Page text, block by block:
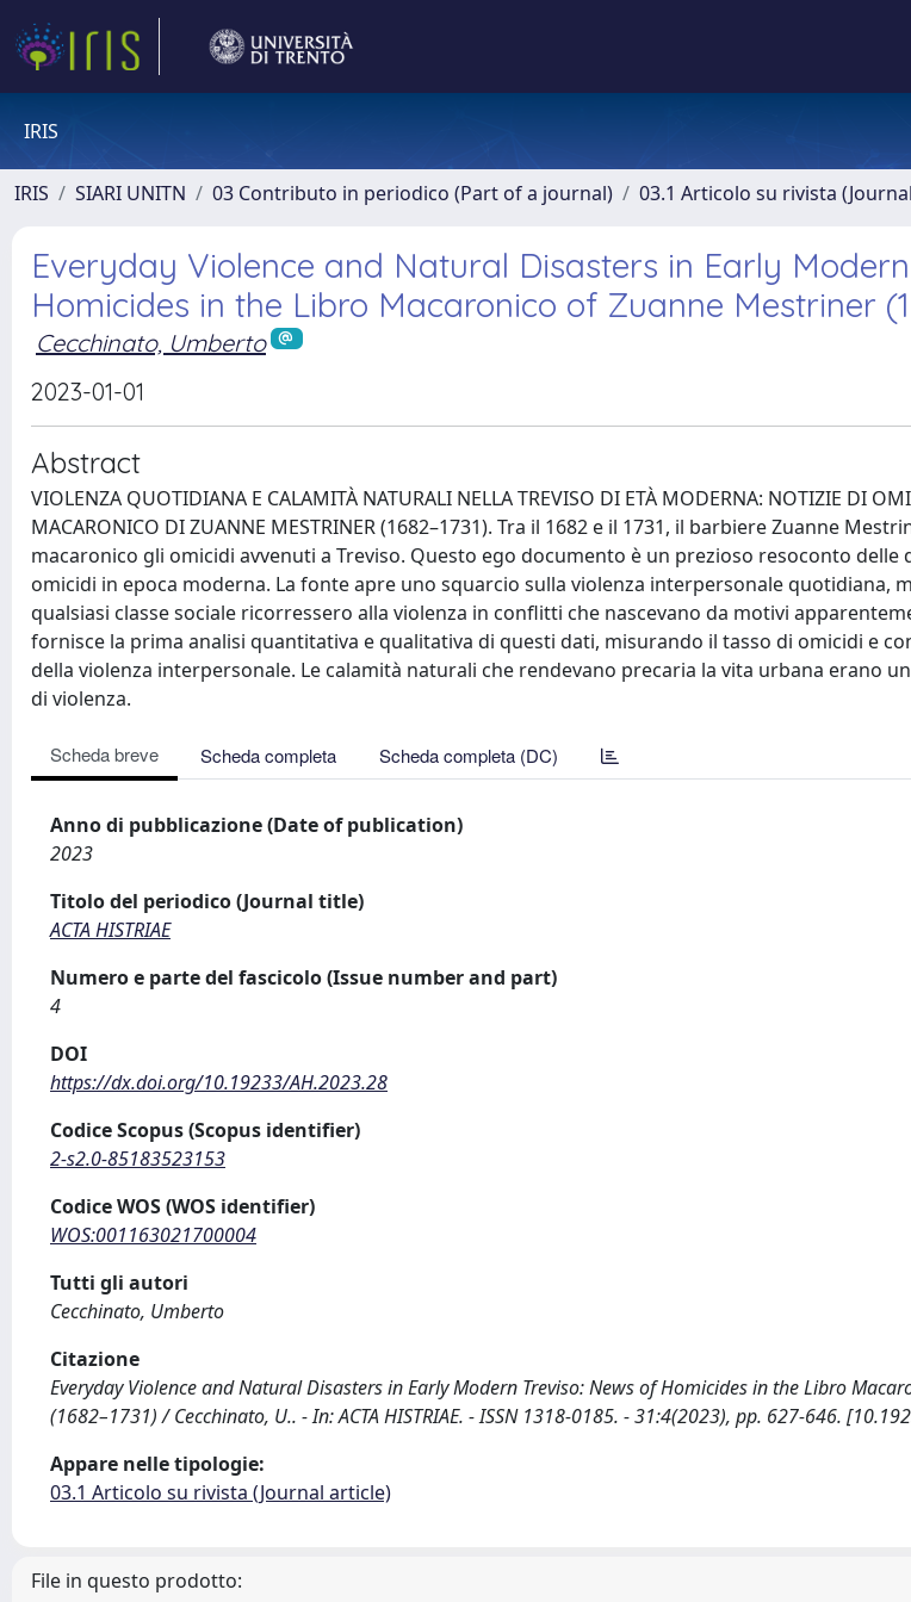
IRIS
IRIS SIARI UNITN 03 Contributo in periodico (Part of a journal) 03.1 Articolo su rivista
Everyday Violence and Natural Disasters in Early
Homicides in the Libro Macaronico of Zuanne Mestriner
Cecchinato, Umberto
2023-01-01
Abstract
VIOLENZA QUOTIDIANA E CALAMITÀ NATURALI NELLA TREVISO DI ETÀ MODERNA: NOTIZIE DI
MACARONICO DI ZUANNE MESTRINER (1682–1731). Tra il 1682 e il 1731, il barbiere Zuanne
macaronico gli omicidi avvenuti a Treviso. Questo ego documento è un prezioso resoconto delle
omicidi in epoca moderna. La fonte apre uno squarcio sulla violenza interpersonale quotidiana,
qualsiasi classe sociale ricorressero alla violenza in conflitti che nascevano da motivi
fornisce la prima analisi quantitativa e qualitativa di questi dati, misurando il tasso di omicidi e
della violenza interpersonale. Le calamità naturali che rendevano precaria la vita urbana erano
di violenza.
Scheda breve Scheda completa Scheda completa (DC)
Anno di pubblicazione (Date of publication)
2023
Titolo del periodico (Journal title)
ACTA HISTRIAE
Numero e parte del fascicolo (Issue number and part)
4
DOI
https://dx.doi.org/10.19233/AH.2023.28
Codice Scopus (Scopus identifier)
2-s2.0-85183523153
Codice WOS (WOS identifier)
WOS:001163021700004
Tutti gli autori
Cecchinato, Umberto
Citazione
Everyday Violence and Natural Disasters in Early Modern Treviso: News of Homicides in the Libro
(1682–1731) / Cecchinato, U.. - In: ACTA HISTRIAE. - ISSN 1318-0185. - 31:4(2023), pp. 627-646.
Appare nelle tipologie:
03.1 Articolo su rivista (Journal article)
File in questo prodotto: